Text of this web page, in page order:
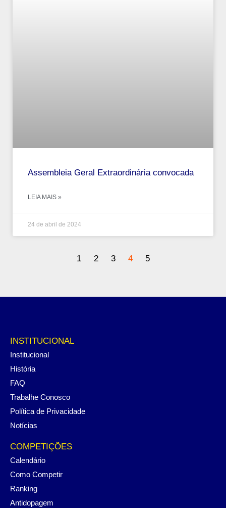
Assembleia Geral Extraordinária convocada
LEIA MAIS »
24 de abril de 2024
1 2 3 4 5
INSTITUCIONAL
Institucional
História
FAQ
Trabalhe Conosco
Política de Privacidade
Notícias
COMPETIÇÕES
Calendário
Como Competir
Ranking
Antidopagem